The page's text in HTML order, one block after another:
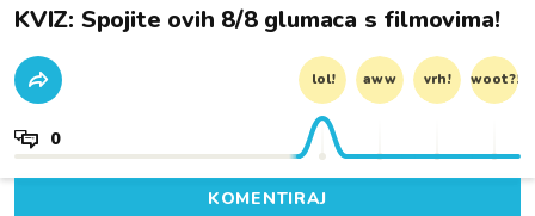
KVIZ: Spojite ovih 8/8 glumaca s filmovima!
lol! aww vrh! woot?!
0
KOMENTIRAJ